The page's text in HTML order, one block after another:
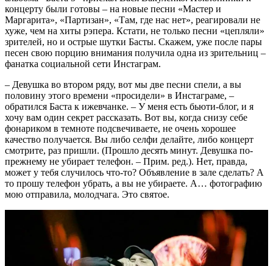
концерту были готовы – на новые песни «Мастер и
Маргарита», «Партизан», «Там, где нас нет», реагировали не
хуже, чем на хиты рэпера. Кстати, не только песни «цепляли»
зрителей, но и острые шутки Басты. Скажем, уже после пары
песен свою порцию внимания получила одна из зрительниц –
фанатка социальной сети Инстаграм.
– Девушка во втором ряду, вот мы две песни спели, а вы
половину этого времени «просидели» в Инстаграме, –
обратился Баста к ижевчанке. – У меня есть бьюти-блог, и я
хочу вам один секрет рассказать. Вот вы, когда снизу себе
фонариком в темноте подсвечиваете, не очень хорошее
качество получается. Вы либо селфи делайте, либо концерт
смотрите, раз пришли. (Прошло десять минут. Девушка по-
прежнему не убирает телефон. – Прим. ред.). Нет, правда,
может у тебя случилось что-то? Объявление в зале сделать? А
то прошу телефон убрать, а вы не убираете. А… фотографию
мою отправила, молодчага. Это святое.